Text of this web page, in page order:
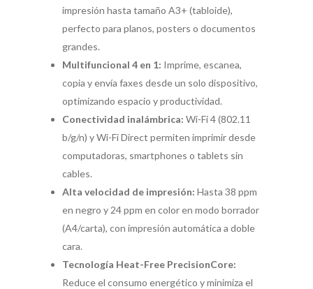
impresión hasta tamaño A3+ (tabloide),
perfecto para planos, posters o documentos
grandes.
Multifuncional 4 en 1: Imprime, escanea,
copia y envía faxes desde un solo dispositivo,
optimizando espacio y productividad.
Conectividad inalámbrica: Wi-Fi 4 (802.11
b/g/n) y Wi-Fi Direct permiten imprimir desde
computadoras, smartphones o tablets sin
cables.
Alta velocidad de impresión: Hasta 38 ppm
en negro y 24 ppm en color en modo borrador
(A4/carta), con impresión automática a doble
cara.
Tecnología Heat-Free PrecisionCore:
Reduce el consumo energético y minimiza el